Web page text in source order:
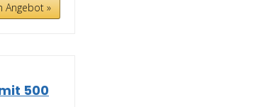
Angebot »
500